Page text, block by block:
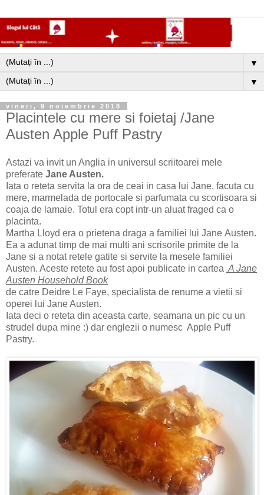
▼
▼
vineri, 9 noiembrie 2018
Placintele cu mere si foietaj /Jane
Austen Apple Puff Pastry
Astazi va invit un Anglia in universul scriitoarei mele
preferate Jane Austen.
Iata o reteta servita la ora de ceai in casa lui Jane, facuta cu
mere, marmelada de portocale si parfumata cu scortisoara si
coaja de lamaie. Totul era copt intr-un aluat fraged ca o
placinta.
Martha Lloyd era o prietena draga a familiei lui Jane Austen.
Ea a adunat timp de mai multi ani scrisorile primite de la
Jane si a notat retele gatite si servite la mesele familiei
Austen. Aceste retete au fost apoi publicate in cartea A Jane
Austen Household Book
de catre Deidre Le Faye, specialista de renume a vietii si
operei lui Jane Austen.
Iata deci o reteta din aceasta carte, seamana un pic cu un
strudel dupa mine :) dar englezii o numesc Apple Puff
Pastry.